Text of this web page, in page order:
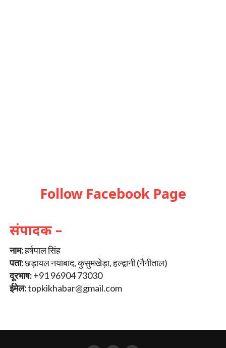
Follow Facebook Page
संपादक –
नाम:हर्षपाल सिंह
पता:छड़ायल नयाबाद, कुसुमखेड़ा, हल्द्वानी (नैनीताल)
दूरभाष:+91 96904 73030
ईमेल:topkikhabar@gmail.com